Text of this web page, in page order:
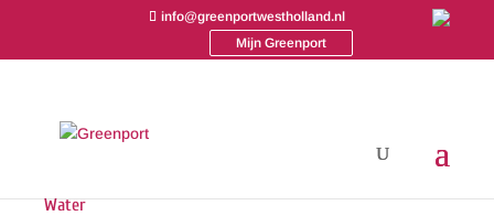
info@greenportwestholland.nl
Mijn Greenport
Evenement voor telers over de impact van de Kaderrichtlijn
Water